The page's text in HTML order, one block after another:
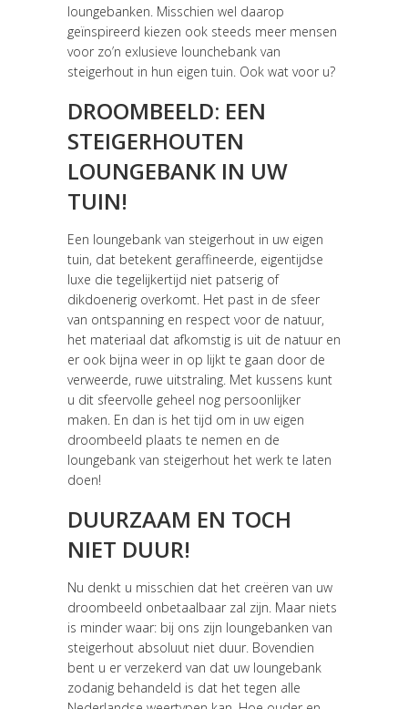
loungebanken. Misschien wel daarop
geïnspireerd kiezen ook steeds meer mensen
voor zo’n exlusieve lounchebank van
steigerhout in hun eigen tuin. Ook wat voor u?
DROOMBEELD: EEN
STEIGERHOUTEN
LOUNGEBANK IN UW
TUIN!
Een loungebank van steigerhout in uw eigen
tuin, dat betekent geraffineerde, eigentijdse
luxe die tegelijkertijd niet patserig of
dikdoenerig overkomt. Het past in de sfeer
van ontspanning en respect voor de natuur,
het materiaal dat afkomstig is uit de natuur en
er ook bijna weer in op lijkt te gaan door de
verweerde, ruwe uitstraling. Met kussens kunt
u dit sfeervolle geheel nog persoonlijker
maken. En dan is het tijd om in uw eigen
droombeeld plaats te nemen en de
loungebank van steigerhout het werk te laten
doen!
DUURZAAM EN TOCH
NIET DUUR!
Nu denkt u misschien dat het creëren van uw
droombeeld onbetaalbaar zal zijn. Maar niets
is minder waar: bij ons zijn loungebanken van
steigerhout absoluut niet duur. Bovendien
bent u er verzekerd van dat uw loungebank
zodanig behandeld is dat het tegen alle